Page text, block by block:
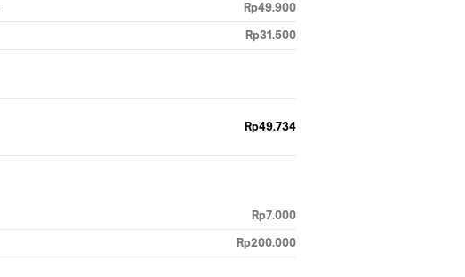
Rp49.900
Rp31.500
Rp49.734
Rp7.000
Rp200.000